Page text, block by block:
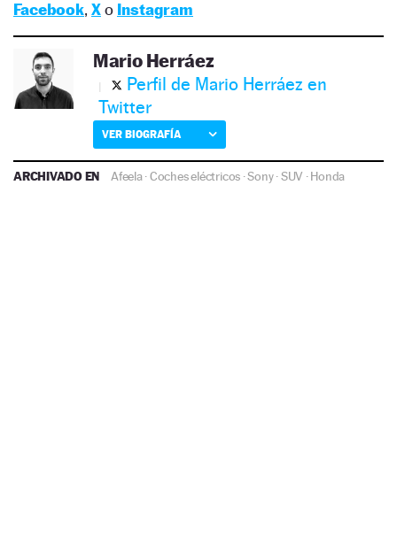
Facebook, Xo Instagram
Mario Herráez
Perfil de Mario Herráez en
Twitter
VER BIOGRAFÍA
ARCHIVADO EN Afeela·Coches eléctricos ·Sony·SUV ·Honda